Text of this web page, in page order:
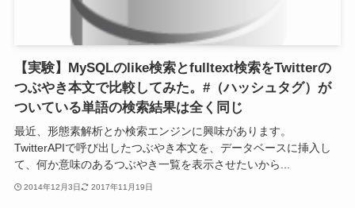
【実験】MySQLのlike検索とfulltext検索をTwitterの
つぶやき本文で比較してみた。#（ハッシュタグ）が
ついている単語の検索結果は全く同じ
最近、形態素解析とか検索エンジンに興味があります。
TwitterAPIで呼び出したつぶやき本文を、データベースに挿入し
て、何か意味のあるつぶやき一覧を表示させたいから...
2014年12月3日 2017年11月19日